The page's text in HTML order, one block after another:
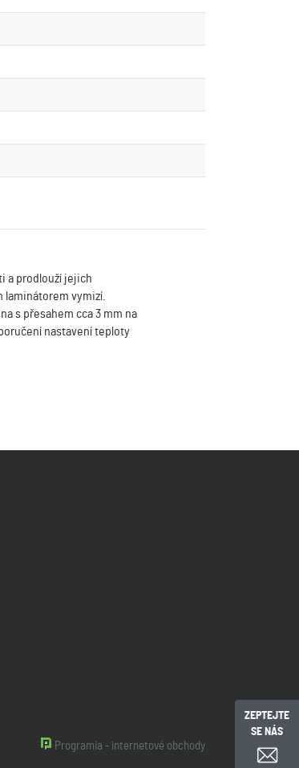
a prodlouží jejich
vymizí.
s přesahem cca 3 mm na
nastavení teploty
ZEPTEJTE
SE NÁS
Programia - internetové obchody